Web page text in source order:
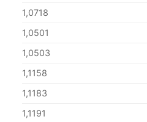
1,0718
1,0501
1,0503
1,1158
1,1183
1,1191